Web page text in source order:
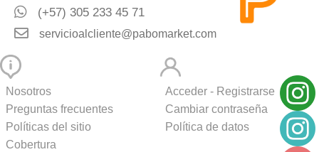
(+57) 305 233 45 71
servicioalcliente@pabomarket.com
Nosotros
Preguntas frecuentes
Políticas del sitio
Cobertura
Acceder - Registrarse
Cambiar contraseña
Política de datos